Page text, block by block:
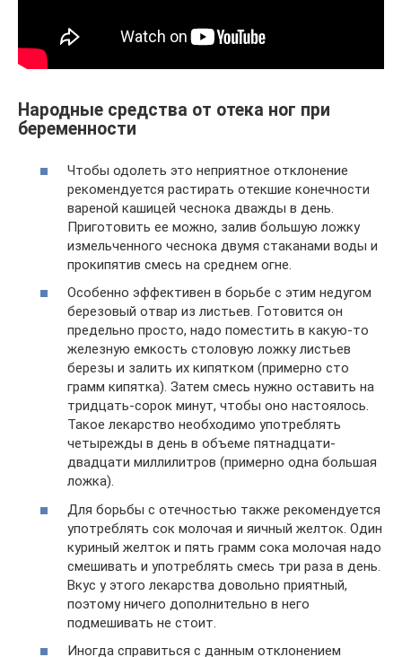
Народные средства от отека ног при
беременности
Чтобы одолеть это неприятное отклонение
рекомендуется растирать отекшие конечности
вареной кашицей чеснока дважды в день.
Приготовить ее можно, залив большую ложку
измельченного чеснока двумя стаканами воды и
прокипятив смесь на среднем огне.
Особенно эффективен в борьбе с этим недугом
березовый отвар из листьев. Готовится он
предельно просто, надо поместить в какую-то
железную емкость столовую ложку листьев
березы и залить их кипятком (примерно сто
грамм кипятка). Затем смесь нужно оставить на
тридцать-сорок минут, чтобы оно настоялось.
Такое лекарство необходимо употреблять
четырежды в день в объеме пятнадцати-
двадцати миллилитров (примерно одна большая
ложка).
Для борьбы с отечностью также рекомендуется
употреблять сок молочая и яичный желток. Один
куриный желток и пять грамм сока молочая надо
смешивать и употреблять смесь три раза в день.
Вкус у этого лекарства довольно приятный,
поэтому ничего дополнительно в него
подмешивать не стоит.
Иногда справиться с данным отклонением